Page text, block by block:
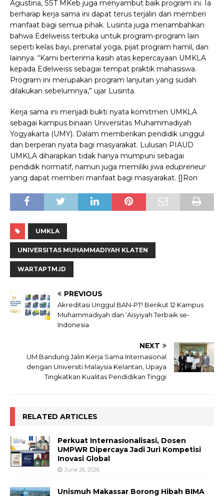
Agustina, SST MKeb juga menyambut baik program ini. Ia
berharap kerja sama ini dapat terus terjalin dan memberi
manfaat bagi semua pihak. Lusinta juga menambahkan
bahwa Edelweiss terbuka untuk program-program lain
seperti kelas bayi, prenatal yoga, pijat program hamil, dan
lainnya. “Kami berterima kasih atas kepercayaan UMKLA
kepada Edelweiss sebagai tempat praktik mahasiswa.
Program ini merupakan program lanjutan yang sudah
dilakukan sebelumnya,” ujar Lusinta.
Kerja sama ini menjadi bukti nyata komitmen UMKLA
sebagai kampus binaan Universitas Muhammadiyah
Yogyakarta (UMY). Dalam memberikan pendidik unggul
dan berperan nyata bagi masyarakat. Lulusan PIAUD
UMKLA diharapkan tidak hanya mumpuni sebagai
pendidik normatif, namun juga memiliki jiwa edupreneur
yang dapat memberi manfaat bagi masyarakat. []Ron
UMKLA
UNIVERSITAS MUHAMMADIYAH KLATEN
WARTAPTM.ID
PREVIOUS
Akreditasi Unggul BAN-PT! Berikut 12 Kampus
Muhammadiyah dan ‘Aisyiyah Terbaik se-
Indonesia
NEXT
UM Bandung Jalin Kerja Sama Internasional
dengan Universiti Malaysia Kelantan, Upaya
Tingkatkan Kualitas Pendidikan Tinggi
RELATED ARTICLES
Perkuat Internasionalisasi, Dosen
UMPWR Dipercaya Jadi Juri Kompetisi
Inovasi Global
June 26, 2026
Unismuh Makassar Borong Hibah BIMA